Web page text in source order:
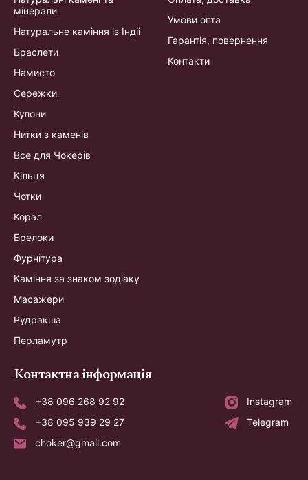
мінерали
Натуральне каміння із Індіі
Браслети
Намисто
Сережки
Кулони
Нитки з каменів
Все для Чокерів
Кільця
Чотки
Корал
Брелоки
Фурнітура
Каміння за знаком зодіаку
Масажери
Рудракша
Перламутр
Умови опта
Гарантія, повернення
Контакти
Контактна інформація
+38 096 268 92 92
Instagram
+38 095 939 29 27
Telegram
choker@gmail.com